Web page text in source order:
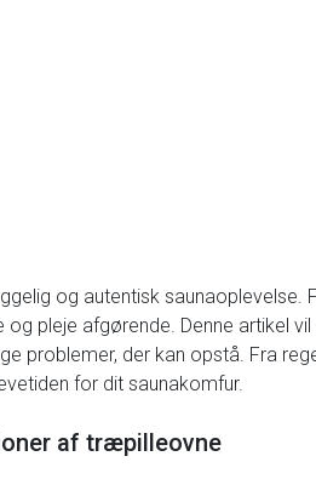
og autentisk saunaoplevelse.
pleje afgørende. Denne artikel
problemer, der kan opstå. Fra
for dit saunakomfur.
af træpilleovne